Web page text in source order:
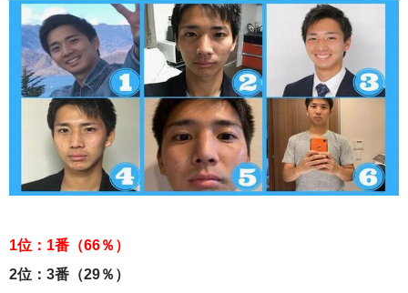
1位：1番（66％）
2位：3番（29％）